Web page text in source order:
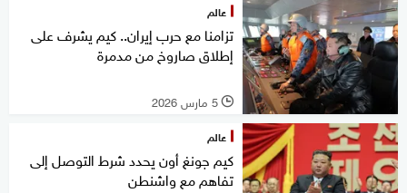
عالم
تزامنا مع حرب إيران.. كيم يشرف على
إطلاق صاروخ من مدمرة
l 5 مارس 2026
عالم
كيم جونغ أون يحدد شرط التوصل إلى
تفاهم مع واشنطن